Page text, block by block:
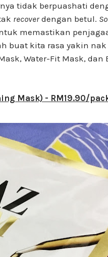
tidak berpuashati
recoverdengan betul. So
memastikan
buat kita rasa yakin nak
Water-Fit Mask, dan
Mask) - RM19.90/